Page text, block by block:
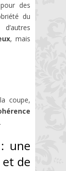
des
du
, mais
coupe,
une
de